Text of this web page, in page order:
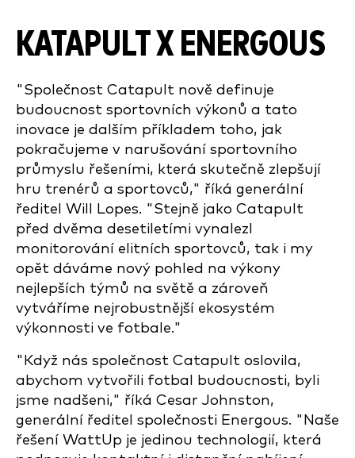
KATAPULT X ENERGOUS
"Společnost Catapult nově definuje
budoucnost sportovních výkonů a tato
inovace je dalším příkladem toho, jak
pokračujeme v narušování sportovního
průmyslu řešeními, která skutečně zlepšují
hru trenérů a sportovců," říká generální
ředitel Will Lopes. "Stejně jako Catapult
před dvěma desetiletími vynalezl
monitorování elitních sportovců, tak i my
opět dáváme nový pohled na výkony
nejlepších týmů na světě a zároveň
vytváříme nejrobustnější ekosystém
výkonnosti ve fotbale."
"Když nás společnost Catapult oslovila,
abychom vytvořili fotbal budoucnosti, byli
jsme nadšeni," říká Cesar Johnston,
generální ředitel společnosti Energous. "Naše
řešení WattUp je jedinou technologií, která